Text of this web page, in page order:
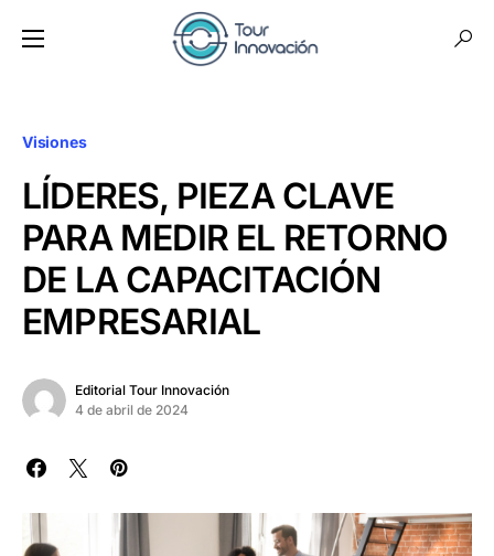
Visiones
LÍDERES, PIEZA CLAVE
PARA MEDIR EL RETORNO
DE LA CAPACITACIÓN
EMPRESARIAL
Editorial Tour Innovación
4 de abril de 2024